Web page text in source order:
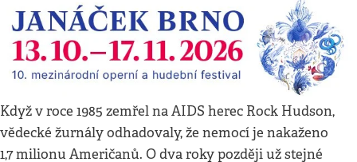
Když v roce 1985 zemřel na AIDS herec Rock Hudson,
vědecké žurnály odhadovaly, že nemocí je nakaženo
1,7 milionu Američanů. O dva roky později už stejné